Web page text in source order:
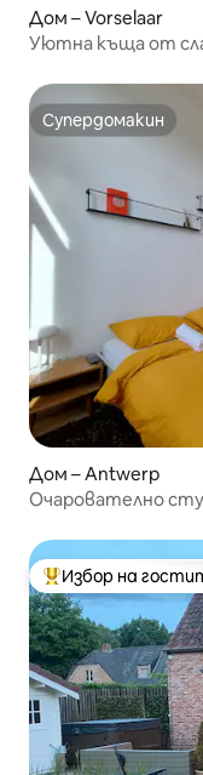
Дом – Vorselaar
Уютна къща от
Супердомакин
Супердомакин
Дом – Antwerp
Очарователно
Най-популярен
Избор на